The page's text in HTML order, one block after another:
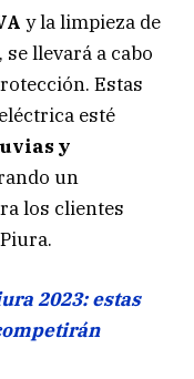
y la limpieza de
llevará a cabo
Estas
esté
y
un
los clientes
2023: estas